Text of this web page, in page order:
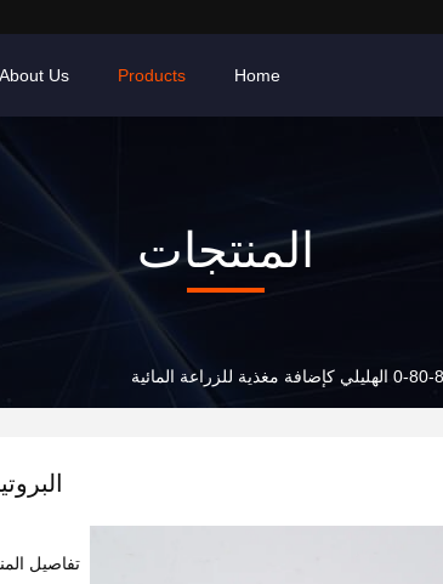
Home
Products
About Us
المنتجات
تفاصيل